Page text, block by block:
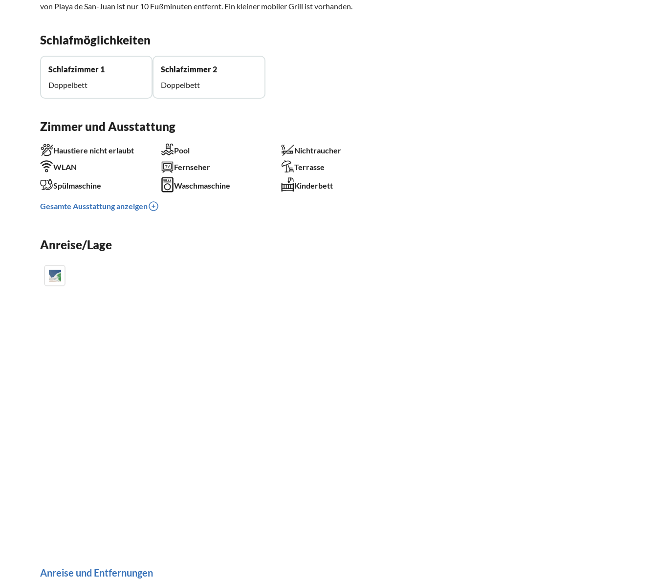
von Playa de San-Juan ist nur 10 Fußminuten entfernt. Ein kleiner mobiler Grill ist vorhanden.
Schlafmöglichkeiten
Schlafzimmer 1
Doppelbett
Schlafzimmer 2
Doppelbett
Zimmer und Ausstattung
Haustiere nicht erlaubt Pool
Nichtraucher
WLAN
Fernseher
Terrasse
Spülmaschine
Waschmaschine Kinderbett
Gesamte Ausstattung anzeigen
Anreise/Lage
Anreise und Entfernungen